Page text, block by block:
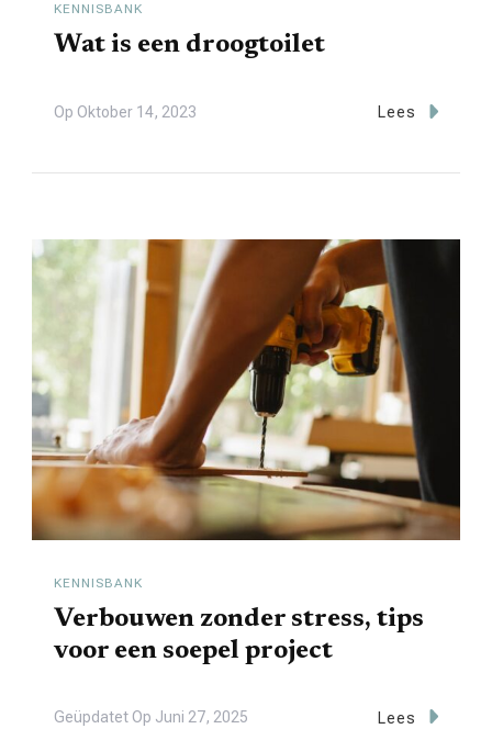
KENNISBANK
Wat is een droogtoilet
Op Oktober 14, 2023 Lees
KENNISBANK
Verbouwen zonder stress, tips
voor een soepel project
Geüpdatet Op Juni 27, 2025 Lees